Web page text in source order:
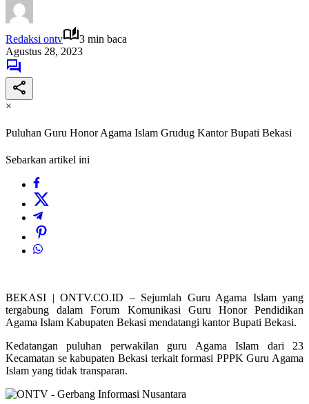
Redaksi ontv
3 min baca
Agustus 28, 2023
×
Puluhan Guru Honor Agama Islam Grudug Kantor Bupati Bekasi
Sebarkan artikel ini
BEKASI | ONTV.CO.ID – Sejumlah Guru Agama Islam yang
tergabung dalam Forum Komunikasi Guru Honor Pendidikan
Agama Islam Kabupaten Bekasi mendatangi kantor Bupati Bekasi.
Kedatangan puluhan perwakilan guru Agama Islam dari 23
Kecamatan se kabupaten Bekasi terkait formasi PPPK Guru Agama
Islam yang tidak transparan.